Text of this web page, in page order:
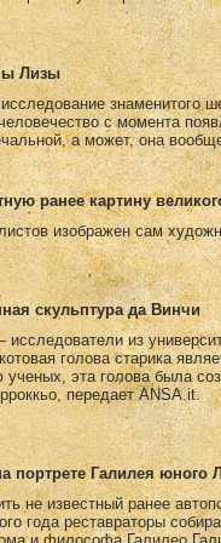
Лизы
знаменитого
с момента
а может, она
ранее картину
изображен сам
скульптура да Винчи
из
голова cтарика
эта голова была
передает ANSA.it.
портрете Галилея юного
не известный ранее
года реставраторы